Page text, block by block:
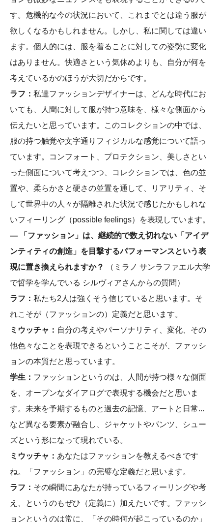
す。危機的な今の状況において、これまでとは違う服が
欲しくなるかもしれません。しかし、私に関しては違い
ます。個人的には、服を着ることに対しての姿勢に変化
はありません。快適さという気休めよりも、自分が何を
考えているかのほうが大切だからです。
ラフ： 私達ファッションデザイナーは、どんな時代にお
いても、人間に対して服が持つ意味を、様々な側面から
伝えたいと思っています。このコレクションの中では、
服の持つ触覚や文字通りフィジカルな感覚について語っ
ています。コンフォート、プロテクション、美しさとい
った側面について考えつつ、コレクションでは、色の並
置や、柔らかさと硬さの並置を通して、リアリティ、そ
して世界中の人々が隔離された状況で感じたかもしれな
いフィーリング（possible feelings）を表現しています。
― 「ファッション」は、継続的で数え切れない「アイデ
ンティティの創造」を目撃するパフォーマンスという表
現に置き換えられますか？
（ミラノ サンラファエル大学
で哲学を学んでいる シルヴィアさんからの質問）
ラフ： 私たち2人は強くそう信じていると思います。そ
れこそが（ファッションの）定義だと思います。
ミウッチャ： 自分の考えやパーソナリティ、変化、その
他色々なことを表現できるということこそが、ファッシ
ョンの本質だと思っています。
学生： ファッションというのは、人間が持つ様々な側面
を、オープンなダイアログで表現する機会だと思いま
す。未来を予期するものと過去の記憶、アートと日常...
など異なる要素が融合し、ジャケットやパンツ、シュー
ズという形になって現れている。
ミウッチャ： あなたはファッションを教えるべきです
ね。「ファッション」の完璧な定義だと思います。
ラフ： その瞬間にあなたが持っているフィーリングや考
え、というのもぜひ（定義に）加えたいです。ファッシ
ョンというのは常に、「その時何が起こっているのか」